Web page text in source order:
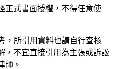
正式書面授權，不得任意使
，所引用資料也請自行查核
，不宜直接引用為主張或訴訟
師。